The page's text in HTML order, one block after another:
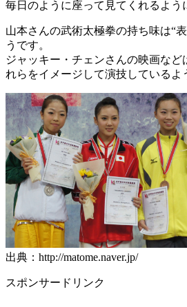
毎日のように座って見てくれるよう
山本さんの武術太極拳の持ち味は“
うです。
ジャッキー・チェンさんの映画など
れらをイメージして演技しているよ
出典：http://matome.naver.jp/
スポンサードリンク